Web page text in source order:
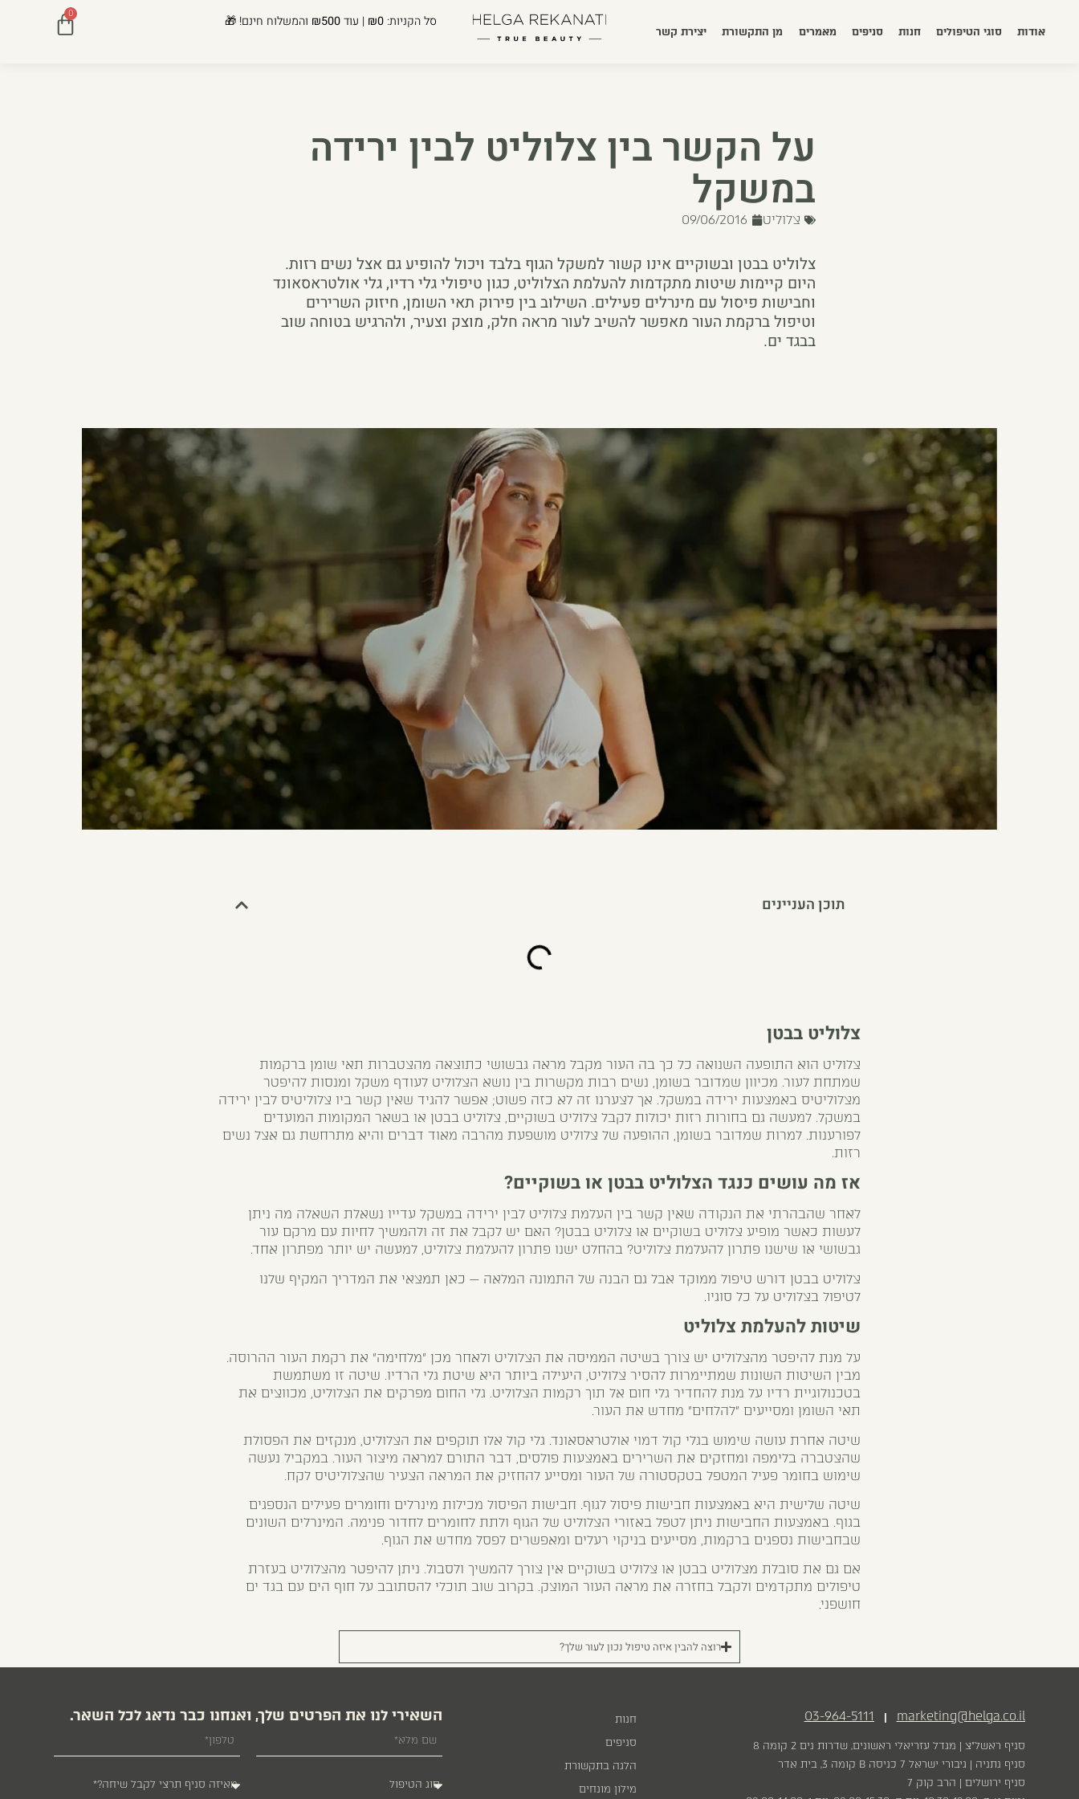
אודות סוגי הטיפולים חנות סניפים מאמרים מן התקשורת יצירת קשר
סל הקניות: ₪0 | עוד₪500 והמשלוח חינם! 🎁 0
על הקשר בין צלוליט לבין ירידה
במשקל
צלוליט 09/06/2016
צלוליט בבטן ובשוקיים אינו קשור למשקל הגוף בלבד ויכול להופיע גם אצל נשים רזות.
היום קיימות שיטות מתקדמות להעלמת הצלוליט, כגון טיפולי גלי רדיו, גלי אולטראסאונד
וחבישות פיסול עם מינרלים פעילים. השילוב בין פירוק תאי השומן, חיזוק השרירים
וטיפול ברקמת העור מאפשר להשיב לעור מראה חלק, מוצק וצעיר, ולהרגיש בטוחה שוב
בבגד ים.
תוכן העניינים
צלוליט בבטן
צלוליט הוא התופעה השנואה כל כך בה העור מקבל מראה גבשושי כתוצאה מהצטברות תאי שומן ברקמות
שמתחת לעור. מכיוון שמדובר בשומן, נשים רבות מקשרות בין נושא הצלוליט לעודף משקל ומנסות להיפטר
מצלוליטיס באמצעות ירידה במשקל. אך לצערנו זה לא כזה פשוט; אפשר להגיד שאין קשר ביו צלוליטיס לבין ירידה
במשקל. למעשה גם בחורות רזות יכולות לקבל צלוליט בשוקיים, צלוליט בבטן או בשאר המקומות המועדים
לפורענות. למרות שמדובר בשומן, ההופעה של צלוליט מושפעת מהרבה מאוד דברים והיא מתרחשת גם אצל נשים
רזות.
אז מה עושים כנגד הצלוליט בבטן או בשוקיים?
לאחר שהבהרתי את הנקודה שאין קשר בין העלמת צלוליט לבין ירידה במשקל עדייו נשאלת השאלה מה ניתן
לעשות כאשר מופיע צלוליט בשוקיים או צלוליט בבטן? האם יש לקבל את זה ולהמשיך לחיות עם מרקם עור
גבשושי או שישנו פתרון להעלמת צלוליט? בהחלט ישנו פתרון להעלמת צלוליט, למעשה יש יותר מפתרון אחד.
צלוליט בבטן דורש טיפול ממוקד אבל גם הבנה של התמונה המלאה — כאן תמצאי את המדריך המקיף שלנו
לטיפול בצלוליט על כל סוגיו.
שיטות להעלמת צלוליט
על מנת להיפטר מהצלוליט יש צורך בשיטה הממיסה את הצלוליט ולאחר מכן ״מלחימה״ את רקמת העור ההרוסה.
מבין השיטות השונות שמתיימרות להסיר צלוליט, היעילה ביותר היא שיטת גלי הרדיו. שיטה זו משתמשת
בטכנולוגיית רדיו על מנת להחדיר גלי חום אל תוך רקמות הצלוליט. גלי החום מפרקים את הצלוליט, מכווצים את
תאי השומן ומסייעים ״להלחים״ מחדש את העור.
שיטה אחרת עושה שימוש בגלי קול דמוי אולטראסאונד. גלי קול אלו תוקפים את הצלוליט, מנקזים את הפסולת
שהצטברה בלימפה ומחזקים את השרירים באמצעות פולסים, דבר התורם למראה מיצור העור. במקביל נעשה
שימוש בחומר פעיל המטפל בטקסטורה של העור ומסייע להחזיק את המראה הצעיר שהצלוליטיס לקח.
שיטה שלישית היא באמצעות חבישות פיסול לגוף. חבישות הפיסול מכילות מינרלים וחומרים פעילים הנספגים
בגוף. באמצעות החבישות ניתן לטפל באזורי הצלוליט של הגוף ולתת לחומרים לחדור פנימה. המינרלים השונים
שבחבישות נספגים ברקמות, מסייעים בניקוי רעלים ומאפשרים לפסל מחדש את הגוף.
אם גם את סובלת מצלוליט בבטן או צלוליט בשוקיים אין צורך להמשיך ולסבול. ניתן להיפטר מהצלוליט בעזרת
טיפולים מתקדמים ולקבל בחזרה את מראה העור המוצק. בקרוב שוב תוכלי להסתובב על חוף הים עם בגד ים
חושפני.
רוצה להבין איזה טיפול נכון לעור שלך?
03-964-5111 | marketing@helga.co.il
סניף ראשל״צ | מגדל עזריאלי ראשונים, שדרות נים 2 קומה 8
סניף נתניה | גיבורי ישראל 7 כניסה B קומה 3, בית אדר
סניף ירושלים | הרב קוק 7
חנות
סניפים
הלגה בתקשורת
מילון מונחים
השאירי לנו את הפרטים שלך, ואנחנו כבר נדאג לכל השאר.